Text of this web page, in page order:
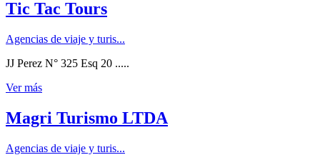
Tic Tac Tours
Agencias de viaje y turis...
JJ Perez N° 325 Esq 20 .....
Ver más
Magri Turismo LTDA
Agencias de viaje y turis...